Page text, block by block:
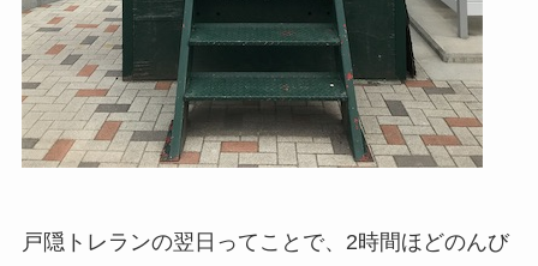
戸隠トレランの翌日ってことで、2時間ほどのんび